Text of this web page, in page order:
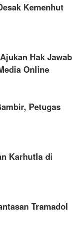
Kemenhut
Hak Jawab
Online
Petugas
Karhutla di
Tramadol